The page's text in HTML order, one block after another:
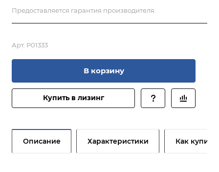
Предоставляется гарантия производителя.
Арт. P01333
В корзину
Купить в лизинг
Описание Характеристики Как купить